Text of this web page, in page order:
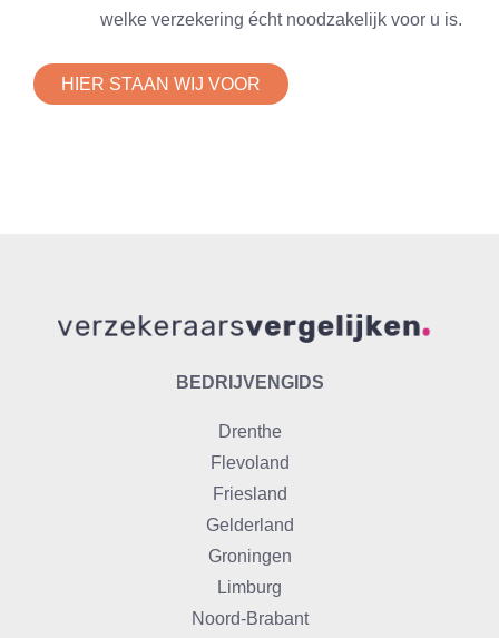
welke verzekering écht noodzakelijk voor u is.
HIER STAAN WIJ VOOR
BEDRIJVENGIDS
Drenthe
Flevoland
Friesland
Gelderland
Groningen
Limburg
Noord-Brabant